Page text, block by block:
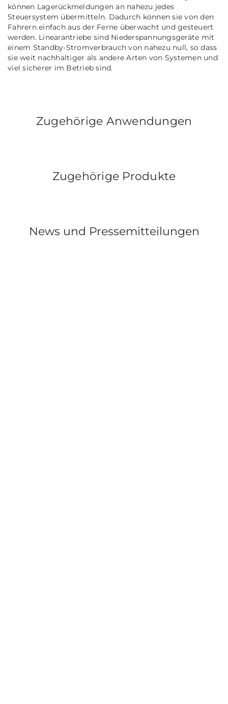
können Lagerückmeldungen an nahezu jedes
Steuersystem übermitteln. Dadurch können sie von den
Fahrern einfach aus der Ferne überwacht und gesteuert
werden. Linearantriebe sind Niederspannungsgeräte mit
einem Standby-Stromverbrauch von nahezu null, so dass
sie weit nachhaltiger als andere Arten von Systemen und
viel sicherer im Betrieb sind.
Zugehörige Anwendungen
Zugehörige Produkte
News und Pressemitteilungen